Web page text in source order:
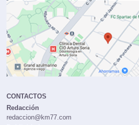
CONTACTOS
Redacción
redaccion@km77.com